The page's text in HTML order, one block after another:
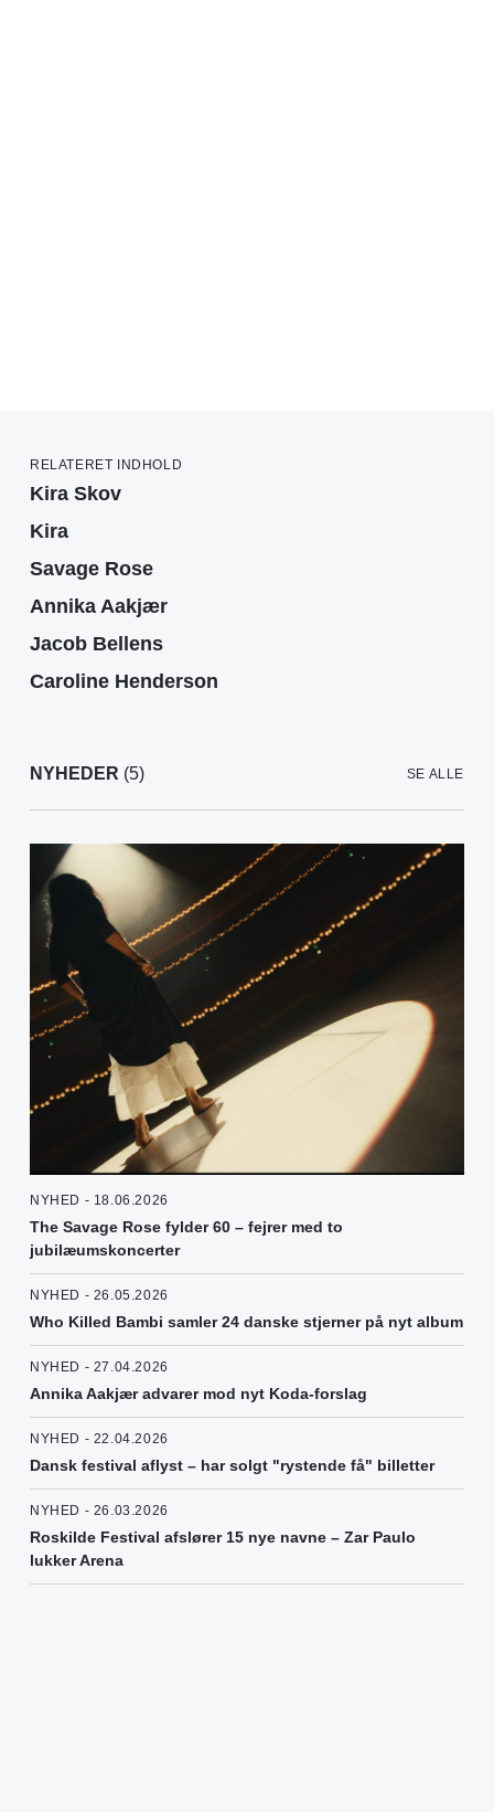
RELATERET INDHOLD
Kira Skov
Kira
Savage Rose
Annika Aakjær
Jacob Bellens
Caroline Henderson
NYHEDER (5) SE ALLE
NYHED - 18.06.2026
The Savage Rose fylder 60 – fejrer med to
jubilæumskoncerter
NYHED - 26.05.2026
Who Killed Bambi samler 24 danske stjerner på nyt album
NYHED - 27.04.2026
Annika Aakjær advarer mod nyt Koda-forslag
NYHED - 22.04.2026
Dansk festival aflyst – har solgt "rystende få" billetter
NYHED - 26.03.2026
Roskilde Festival afslører 15 nye navne – Zar Paulo
lukker Arena